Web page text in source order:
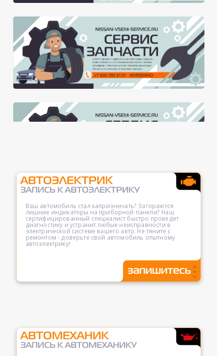
Ваш автомобиль стал капризничать? Загораются
лишние индикаторы на приборной панели? Наш
сертифицированный специалист быстро проведет
диагностику и устранит любые неисправности в
электрической системе вашего авто. Не тяните с
ремонтом - доверьте свой автомобиль опытному
автоэлектрику!